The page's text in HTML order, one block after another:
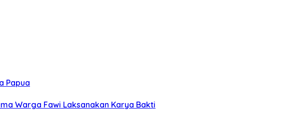
Papua
Warga Fawi Laksanakan Karya Bakti